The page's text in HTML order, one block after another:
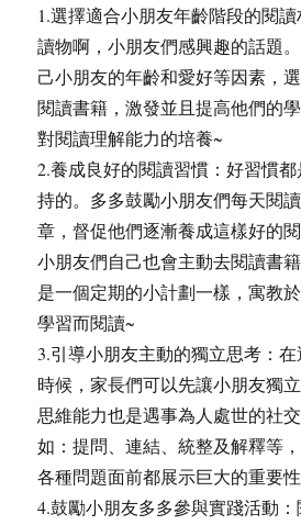
1.選擇適合小朋友年齡階段的閱
讀物啊，小朋友們感興趣的話題
己小朋友的年齡和愛好等因素，
閱讀書籍，激發並且提高他們的
對閱讀理解能力的培養~
2.養成良好的閱讀習慣：好習慣
持的。多多鼓勵小朋友們每天閱
章，督促他們逐漸養成這樣好的
小朋友們自己也會主動去閱讀書
是一個定期的小計劃一樣，寓教
學習而閱讀~
3.引導小朋友主動的獨立思考：
時候，家長們可以先讓小朋友獨
思維能力也是遇事為人處世的社
如：提問、連結、統整及解釋等
各種問題面前都展示巨大的重要性
4.鼓勵小朋友多多參與實踐活動